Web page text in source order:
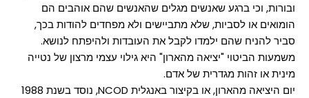
ובורות, וכי ברגע שאנשים מגלים שהאנשים שהם אוהבים הם
הומואים או לסביות, שלא מתביישים ולא מפחדים להודות בכך,
סביר להניח שהם ילמדו לקבל את העובדות ולהיפתח לנושא.
משמעות הביטוי "יציאה מהארון" היא גילוי עצמי מרצון של נטייה
מינית או זהות מגדרית של אדם.
יום היציאה מהארון, או בקיצור באנגלית NCOD, נוסד בשנת 1988